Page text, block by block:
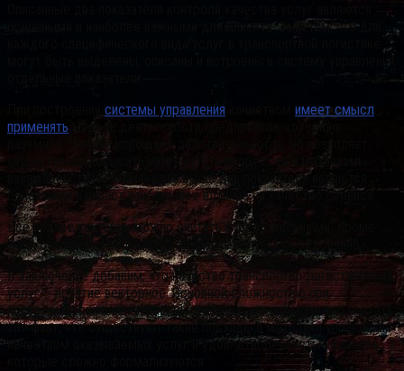
основными и наиболее важными для клиента. Заметим, что для
могут быть выделены, описаны и встроены в систему управления
системы управления
имеет смысл
применять модель деятельности предприятия, которая в
разумной степени упрощает действительность, но позволяет
существенно повысить наглядность процессов и механизмы
взаимодействия. Упомянутые выше два показателя являются
основными и имеют наибольшее влияние на качество сервиса.
Все прочие критерии можно считать второстепенными. Кроме
того, они влияют на процесс оказания услуг опосредованно.
В заключение добавим, что качество транспортно-логистических
услуг – понятие векторное. Основной сложностью при
построении системы управления качеством услуг можно считать
тот факт, что существуют такие подходы и методики управления
качеством оказываемых услуг и удовлетворенностью клиента,